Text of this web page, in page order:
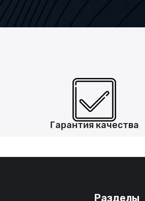
Гарантия качества
Разделы